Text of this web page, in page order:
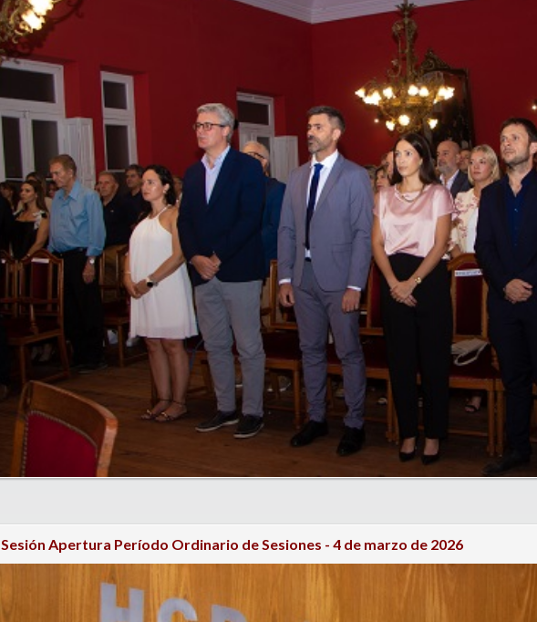
Sesión Apertura Período Ordinario de Sesiones - 4 de marzo de 2026